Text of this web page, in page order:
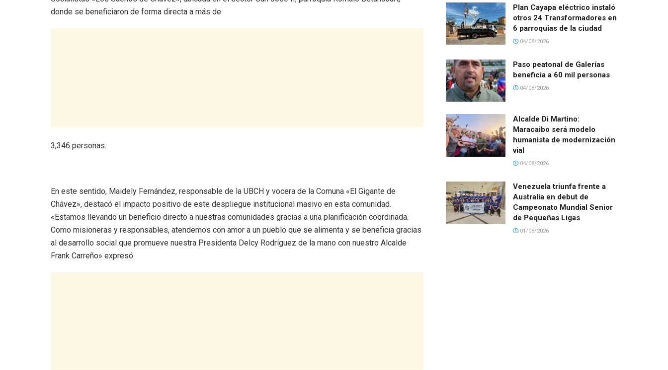
donde se beneficiaron de forma directa a más de
3,346 personas.
En este sentido, Maidely Fernández, responsable de la UBCH y vocera de la Comuna «El Gigante de
Chávez», destacó el impacto positivo de este despliegue institucional masivo en esta comunidad.
«Estamos llevando un beneficio directo a nuestras comunidades gracias a una planificación coordinada.
Como misioneras y responsables, atendemos con amor a un pueblo que se alimenta y se beneficia gracias
al desarrollo social que promueve nuestra Presidenta Delcy Rodríguez de la mano con nuestro Alcalde
Frank Carreño» expresó.
Plan Cayapa eléctrico instaló
otros 24 Transformadores en
6 parroquias de la ciudad
04/08/2026
Paso peatonal de Galerías
beneficia a 60 mil personas
04/08/2026
Alcalde Di Martino:
Maracaibo será modelo
humanista de modernización
vial
04/08/2026
Venezuela triunfa frente a
Australia en debut de
Campeonato Mundial Senior
de Pequeñas Ligas
01/08/2026